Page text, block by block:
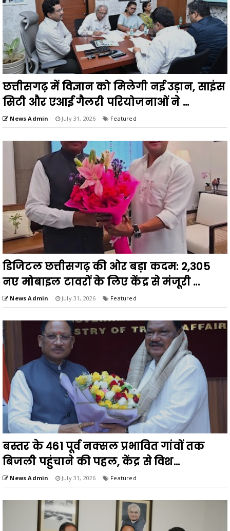
छत्तीसगढ़ में विज्ञान को मिलेगी नई उड़ान, साइंस
सिटी और एआई गैलरी परियोजनाओं ने ...
News Admin July 31, 2026 Featured
डिजिटल छत्तीसगढ़ की ओर बड़ा कदम: 2,305
नए मोबाइल टावरों के लिए केंद्र से मंजूरी ...
News Admin July 31, 2026 Featured
बस्तर के 461 पूर्व नक्सल प्रभावित गांवों तक
बिजली पहुंचाने की पहल, केंद्र से विश...
News Admin July 31, 2026 Featured